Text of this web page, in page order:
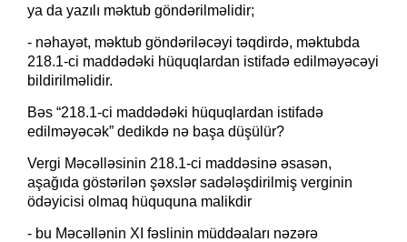
ya da yazılı məktub göndərilməlidir;
- nəhayət, məktub göndəriləcəyi təqdirdə, məktubda
218.1-ci maddədəki hüquqlardan istifadə edilməyəcəyi
bildirilməlidir.
Bəs “218.1-ci maddədəki hüquqlardan istifadə
edilməyəcək” dedikdə nə başa düşülür?
Vergi Məcəlləsinin 218.1-ci maddəsinə əsasən,
aşağıda göstərilən şəxslər sadələşdirilmiş verginin
ödəyicisi olmaq hüququna malikdir
- bu Məcəllənin XI fəslinin müddəaları nəzərə